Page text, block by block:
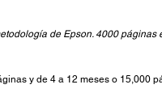
de Epson. 4000
y de 4 a 12 meses o 15,000